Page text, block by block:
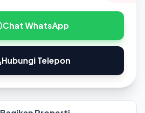
Chat WhatsApp
Hubungi Telepon